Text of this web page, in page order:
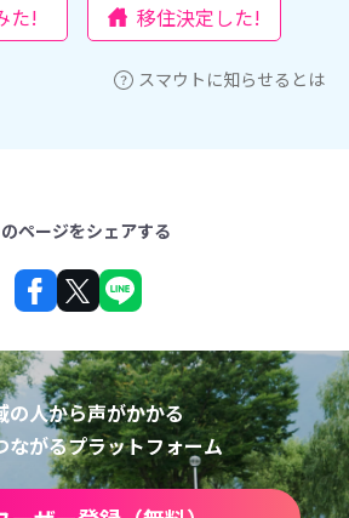
た! 移住決定した!
スマウトに知らせるとは
ページをシェアする
の人から声がかかる
ながるプラットフォーム